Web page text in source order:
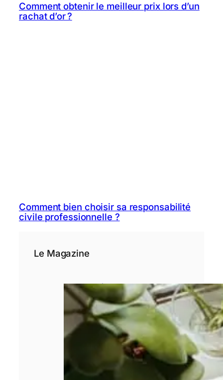
Comment obtenir le meilleur prix lors d’un
rachat d’or ?
Comment bien choisir sa responsabilité
civile professionnelle ?
Le Magazine
3 étapes avant
de se lancer
dans un crédit